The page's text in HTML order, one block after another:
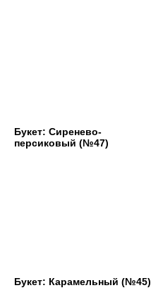
Букет: Сиренево-
персиковый (№47)
Букет: Карамельный (№45)